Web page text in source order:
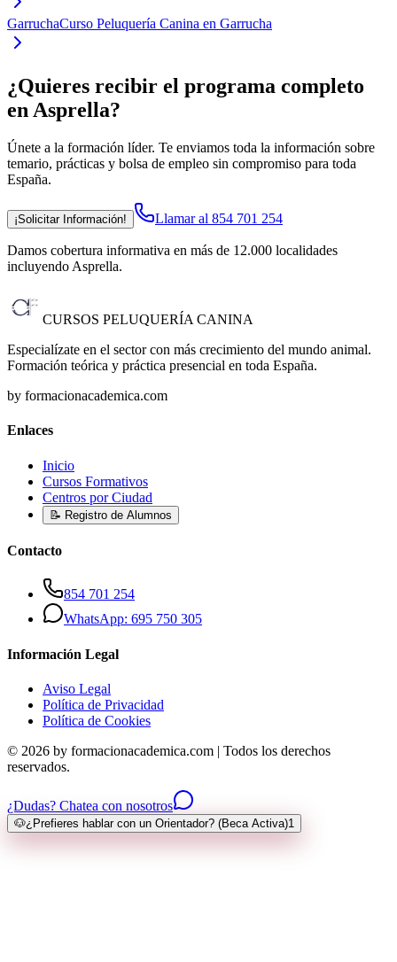
GarruchaCurso Peluquería Canina en Garrucha
¿Quieres recibir el programa completo
en Asprella?
Únete a la formación líder. Te enviamos toda la información sobre
temario, prácticas y bolsa de empleo sin compromiso para toda
España.
¡Solicitar Información! Llamar al 854 701 254
Damos cobertura informativa en más de 12.000 localidades
incluyendo Asprella.
CURSOS PELUQUERÍA CANINA
Especialízate en el sector con más crecimiento del mundo animal.
Formación teórica y práctica presencial en toda España.
by formacionacademica.com
Enlaces
Inicio
Cursos Formativos
Centros por Ciudad
📝 Registro de Alumnos
Contacto
854 701 254
WhatsApp: 695 750 305
Información Legal
Aviso Legal
Política de Privacidad
Política de Cookies
© 2026 by formacionacademica.com | Todos los derechos
reservados.
¿Dudas? Chatea con nosotros
🐶¿Prefieres hablar con un Orientador? (Beca Activa)1